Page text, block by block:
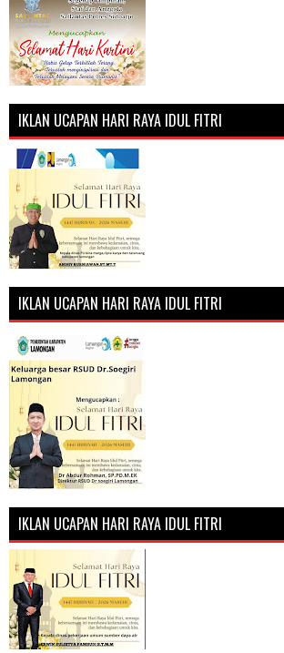
IKLAN UCAPAN HARI RAYA IDUL FITRI
IKLAN UCAPAN HARI RAYA IDUL FITRI
IKLAN UCAPAN HARI RAYA IDUL FITRI